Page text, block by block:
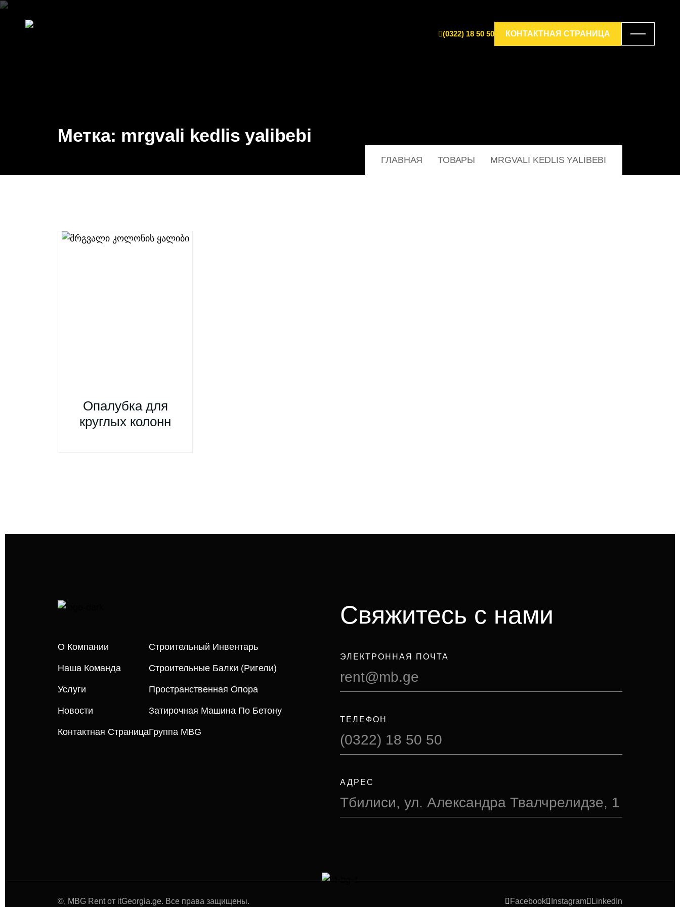
(0322) 18 50 50 КОНТАКТНАЯ СТРАНИЦА
Метка: mrgvali kedlis yalibebi
ГЛАВНАЯ ТОВАРЫ MRGVALI KEDLIS YALIBEBI
Опалубка для
круглых колонн
О Компании
Наша Команда
Услуги
Новости
Контактная Страница
Строительный Инвентарь
Строительные Балки (ригели)
Пространственная Опора
Затирочная Машина По Бетону
Группа MBG
Свяжитесь с нами
ЭЛЕКТРОННАЯ ПОЧТА
rent@mb.ge
ТЕЛЕФОН
(0322) 18 50 50
АДРЕС
Тбилиси, ул. Александра Твалчрелидзе, 1
©, MBG Rent от itGeorgia.ge. Все права защищены. Facebook Instagram LinkedIn